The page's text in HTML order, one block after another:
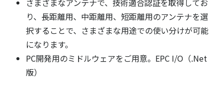
り、長距離用、中距離用、短距離用のアンテナを選
択することで、さまざまな用途での使い分けが可能
になります。
PC開発用のミドルウェアをご用意。EPC I/O（.Net
版）